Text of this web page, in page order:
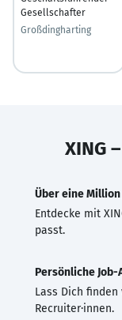
Gesellschafter
Großdingharting
XING
Über eine Million
Entdecke mit
passt.
Persönliche Job-
Lass Dich
Recruiter·innen.